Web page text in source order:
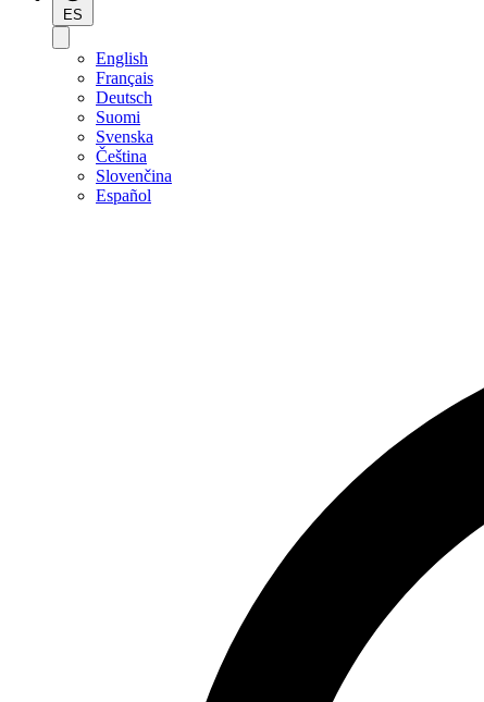
ES
English
Français
Deutsch
Suomi
Svenska
Čeština
Slovenčina
Español